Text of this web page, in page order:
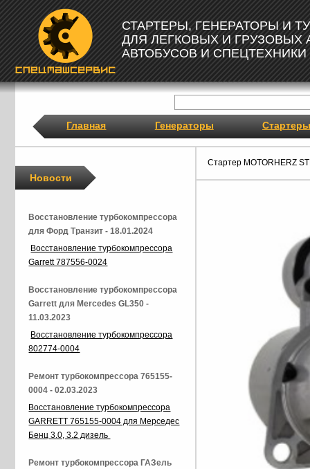
СТАРТЕРЫ, ГЕНЕРАТОРЫ И
ДЛЯ ЛЕГКОВЫХ И ГРУЗОВЫХ
АВТОБУСОВ И СПЕЦТЕХНИКИ
Главная Генераторы Стартеры
Стартер MOTORHERZ
Новости
Восстановление турбокомпрессора
для Форд Транзит - 18.01.2024
Восстановление турбокомпрессора
Garrett 787556-0024
Восстановление турбокомпрессора
Garrett для Mercedes GL350 -
11.03.2023
Восстановление турбокомпрессора
802774-0004
Ремонт турбокомпрессора 765155-
0004 - 02.03.2023
Восстановление турбокомпрессора
GARRETT 765155-0004 для Мерседес
Бенц 3.0, 3.2 дизель
Ремонт турбокомпрессора ГАЗель